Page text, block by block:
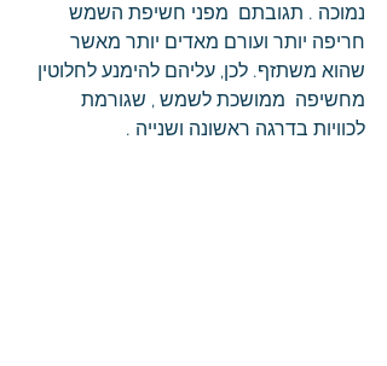
נמוכה . תגובתם  מפני חשיפת השמש
חריפה יותר ועורם מאדים יותר מאשר
שהוא משתזף. לכן, עליהם להימנע לחלוטין
מחשיפה  ממושכת לשמש , שגורמת
לכוויות בדרגה ראשונה ושנייה .